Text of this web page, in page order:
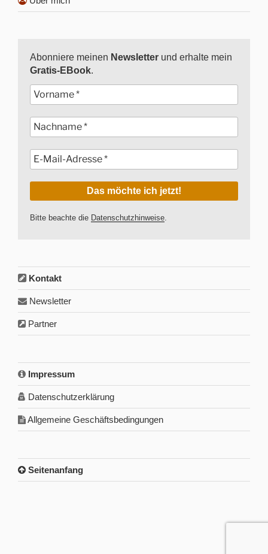
Abonniere meinen Newsletter und erhalte mein
Gratis-EBook.
Bitte beachte die Datenschutzhinweise.
Kontakt
Newsletter
Partner
Impressum
Datenschutzerklärung
Allgemeine Geschäftsbedingungen
Seitenanfang